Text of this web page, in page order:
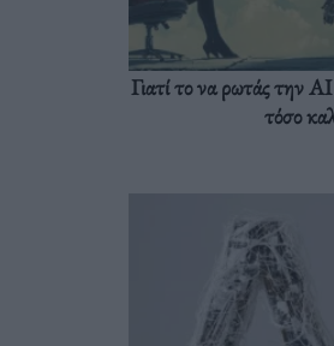
Γιατί το να ρωτάς την AI
τόσο